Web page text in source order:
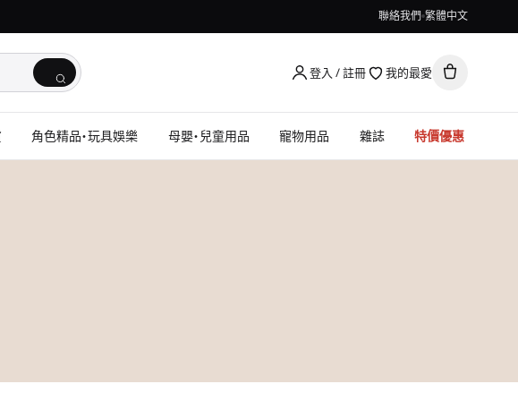
聯絡我們 繁體中文
登入 / 註冊 我的最愛
角色精品・玩具娛樂 母嬰・兒童用品 寵物用品 雜誌 特價優惠